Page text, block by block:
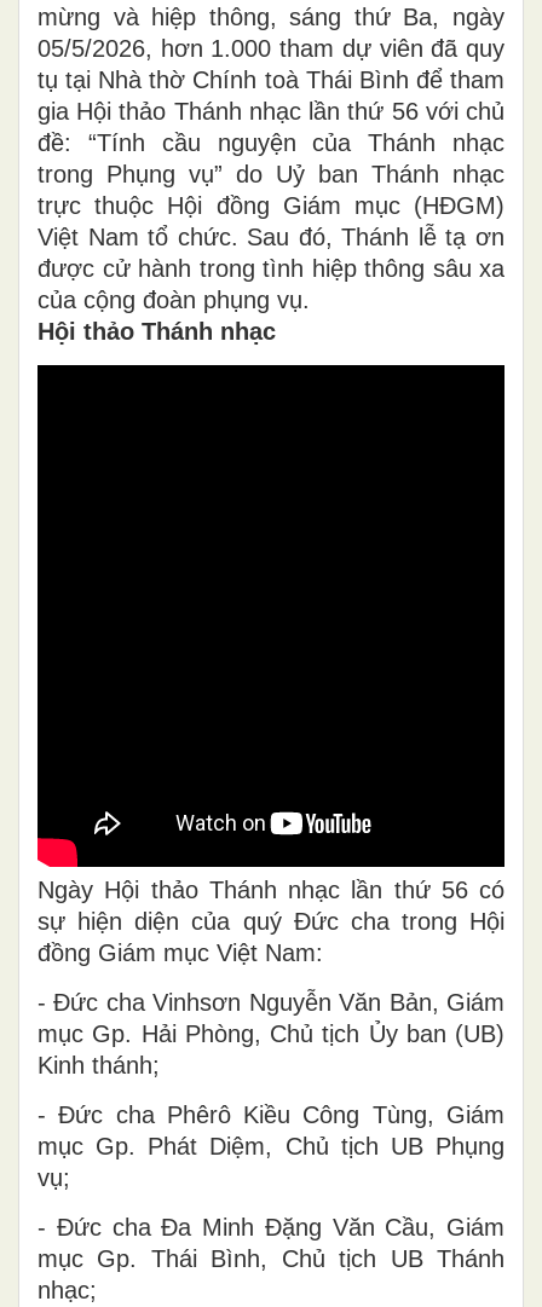
mừng và hiệp thông, sáng thứ Ba, ngày
05/5/2026, hơn 1.000 tham dự viên đã quy
tụ tại Nhà thờ Chính toà Thái Bình để tham
gia Hội thảo Thánh nhạc lần thứ 56 với chủ
đề: “Tính cầu nguyện của Thánh nhạc
trong Phụng vụ” do Uỷ ban Thánh nhạc
trực thuộc Hội đồng Giám mục (HĐGM)
Việt Nam tổ chức. Sau đó, Thánh lễ tạ ơn
được cử hành trong tình hiệp thông sâu xa
của cộng đoàn phụng vụ.
Hội thảo Thánh nhạc
Ngày Hội thảo Thánh nhạc lần thứ 56 có
sự hiện diện của quý Đức cha trong Hội
đồng Giám mục Việt Nam:
- Đức cha Vinhsơn Nguyễn Văn Bản, Giám
mục Gp. Hải Phòng, Chủ tịch Ủy ban (UB)
Kinh thánh;
- Đức cha Phêrô Kiều Công Tùng, Giám
mục Gp. Phát Diệm, Chủ tịch UB Phụng
vụ;
- Đức cha Đa Minh Đặng Văn Cầu, Giám
mục Gp. Thái Bình, Chủ tịch UB Thánh
nhạc;